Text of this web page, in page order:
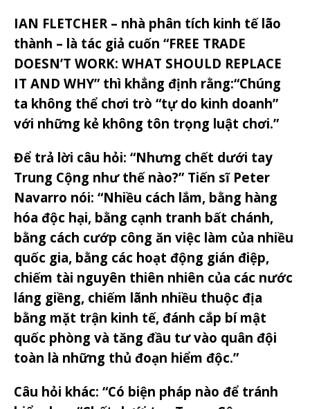
IAN FLETCHER – nhà phân tích kinh tế lão
thành – là tác giả cuốn “FREE TRADE
DOESN’T WORK: WHAT SHOULD REPLACE
IT AND WHY” thì khẳng định rằng:“Chúng
ta không thể chơi trò “tự do kinh doanh”
với những kẻ không tôn trọng luật chơi.”
Để trả lời câu hỏi: “Nhưng chết dưới tay
Trung Cộng như thế nào?” Tiến sĩ Peter
Navarro nói: “Nhiều cách lắm, bằng hàng
hóa độc hại, bằng cạnh tranh bất chánh,
bằng cách cướp công ăn việc làm của nhiều
quốc gia, bằng các hoạt động gián điệp,
chiếm tài nguyên thiên nhiên của các nước
láng giềng, chiếm lãnh nhiều thuộc địa
bằng mặt trận kinh tế, đánh cắp bí mật
quốc phòng và tăng đầu tư vào quân đội
toàn là những thủ đoạn hiểm độc.”
Câu hỏi khác: “Có biện pháp nào để tránh